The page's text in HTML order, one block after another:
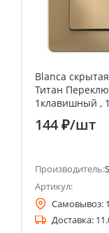
Schneider Electric)
Blanca
Титан
1клавишный ,
Electric
144 ₽/шт
Производитель:
Артикул:
Самовывоз:
Доставка: